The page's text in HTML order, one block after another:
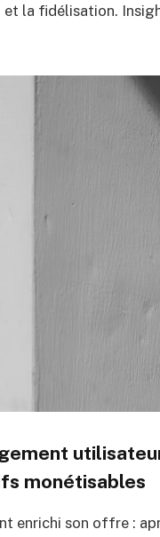
la fidélisation.
monétisables
enrichi son offre :